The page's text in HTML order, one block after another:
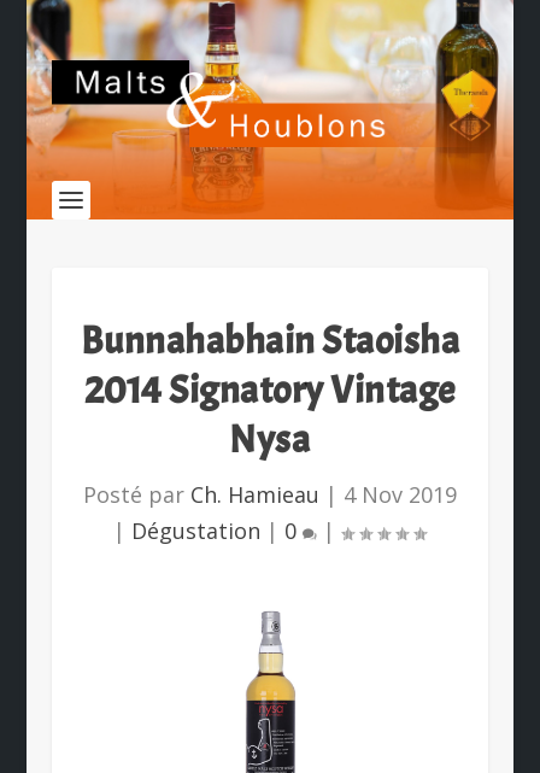
Bunnahabhain Staoisha
2014 Signatory Vintage
Nysa
Posté par Ch. Hamieau | 4 Nov 2019
| Dégustation | 0 |